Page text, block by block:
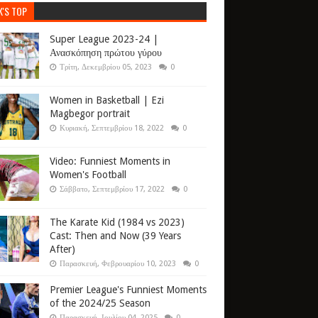
TOP
Super League 2023-24 |
Ανασκόπηση πρώτου γύρου
Τρίτη, Δεκεμβρίου 05, 2023 0
Women in Basketball | Ezi
Magbegor portrait
Κυριακή, Σεπτεμβρίου 18, 2022 0
Video: Funniest Moments in
Women's Football
Σάββατο, Σεπτεμβρίου 17, 2022 0
The Karate Kid (1984 vs 2023)
Cast: Then and Now (39 Years
After)
Παρασκευή, Φεβρουαρίου 10, 2023 0
Premier League's Funniest Moments
of the 2024/25 Season